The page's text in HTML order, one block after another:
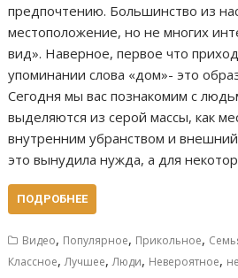
предпочтению. Большинство из
местоположение, но не многих
вид». Наверное, первое что
упоминании слова «дом»- это
Сегодня мы вас познакомим с
выделяются из серой массы, как
внутренним убранством и
это вынудила нужда, а для
ПОДРОБНЕЕ
Видео, Популярное, Прикольное,
Классное, Лучшее, Люди, Невероятное,